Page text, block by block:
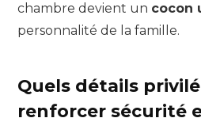
chambre devient un cocon
personnalité de la famille.
Quels détails
renforcer sécurité